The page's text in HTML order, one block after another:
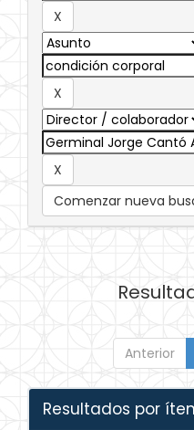
Comenzar nueva
Anterior
Resultados por